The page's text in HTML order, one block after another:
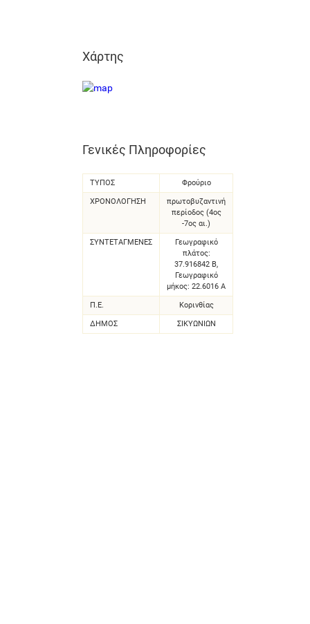
Χάρτης
Γενικές Πληροφορίες
ΤΥΠΟΣ Φρούριο
ΧΡΟΝΟΛΌΓΗΣΗ
πρωτοβυζαντινή
περίοδος (4ος
-7ος αι.)
ΣΥΝΤΕΤΑΓΜΈΝΕΣ
Γεωγραφικό
πλάτος:
37.916842 Β,
Γεωγραφικό
μήκος: 22.6016 Α
Π.Ε. Κορινθίας
ΔΗΜΟΣ ΣΙΚΥΩΝΙΩΝ